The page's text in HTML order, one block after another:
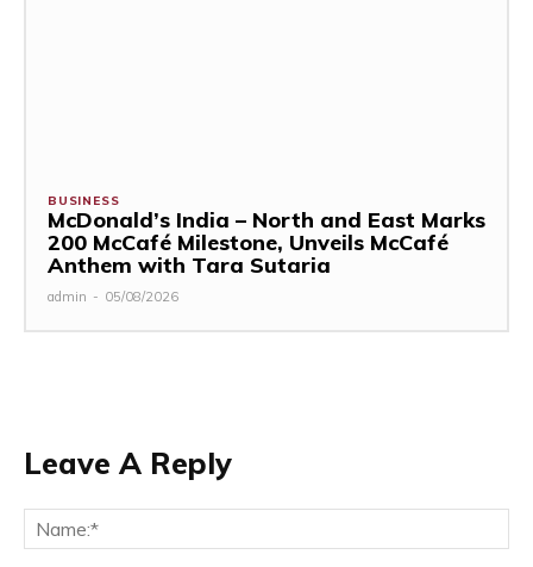
BUSINESS
McDonald’s India – North and East Marks
200 McCafé Milestone, Unveils McCafé
Anthem with Tara Sutaria
admin - 05/08/2026
Leave A Reply